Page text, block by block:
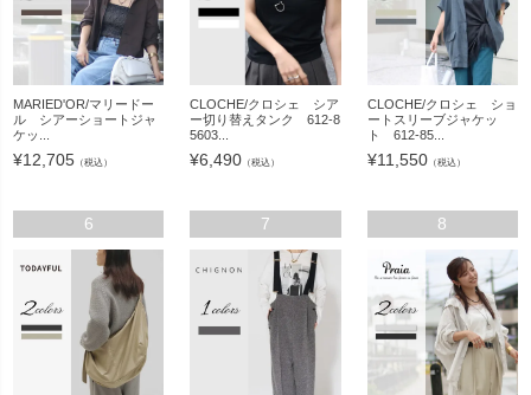
MARIED'OR/マリードー
ル シアーショートジャ
ケッ...
¥12,705 （税込）
CLOCHE/クロシェ シア
ー切り替えタンク 612-8
5603...
¥6,490 （税込）
CLOCHE/クロシェ ショ
ートスリーブジャケッ
ト 612-85...
¥11,550（税込）
6 7 8